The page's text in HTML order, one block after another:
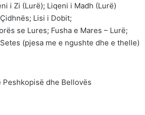
i Zi (Lurë); Liqeni i Madh (Lurë)
Lisi i Dobit;
se Lures; Fusha e Mares – Lurë;
(pjesa me e ngushte dhe e thelle)
dhe Bellovës